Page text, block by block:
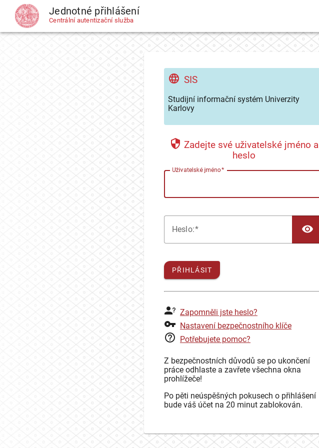
CAS Jednotné přihlášení
Centrální autentizační služba
SIS
Studijní informační systém Univerzity
Karlovy
Zadejte své uživatelské jméno a
heslo
Uživatelské jméno
Heslo:
PŘIHLÁSIT
Zapomněli jste heslo?
Nastavení bezpečnostního klíče
Potřebujete pomoc?
Z bezpečnostních důvodů se po ukončení
práce odhlaste a zavřete všechna okna
prohlížeče!
Po pěti neúspěšných pokusech o přihlášení
bude váš účet na 20 minut zablokován.